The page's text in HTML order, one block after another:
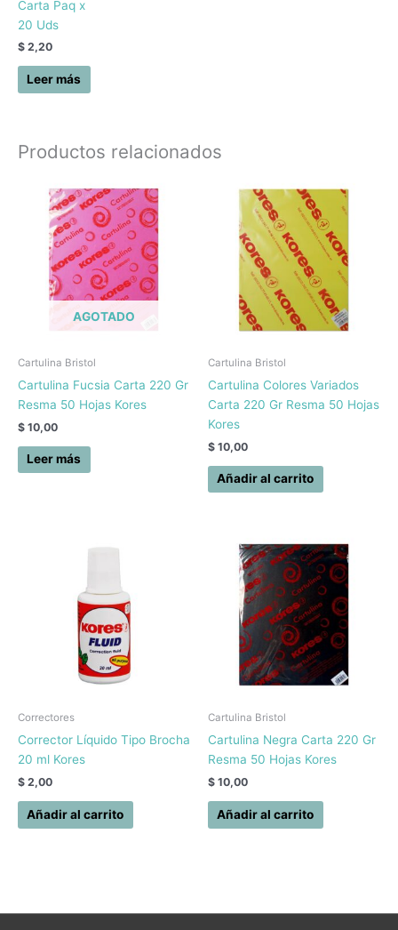
Carta Paq x
20 Uds
$ 2,20
Leer más
Productos relacionados
AGOTADO
Cartulina Bristol
Cartulina Fucsia Carta 220 Gr
Resma 50 Hojas Kores
$ 10,00
Leer más
Cartulina Bristol
Cartulina Colores Variados
Carta 220 Gr Resma 50 Hojas
Kores
$ 10,00
Añadir al carrito
Correctores
Corrector Líquido Tipo Brocha
20 ml Kores
$ 2,00
Añadir al carrito
Cartulina Bristol
Cartulina Negra Carta 220 Gr
Resma 50 Hojas Kores
$ 10,00
Añadir al carrito